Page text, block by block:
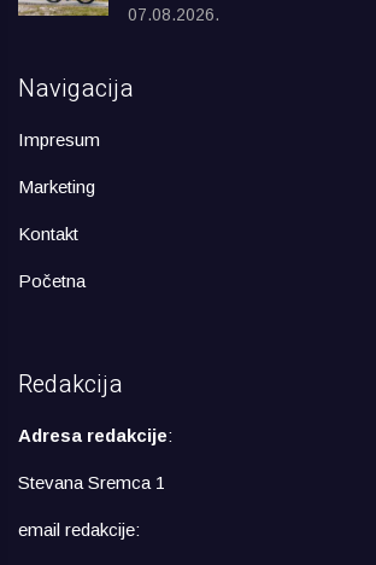
07.08.2026.
Navigacija
Impresum
Marketing
Kontakt
Početna
Redakcija
Adresa redakcije:
Stevana Sremca 1
email redakcije: